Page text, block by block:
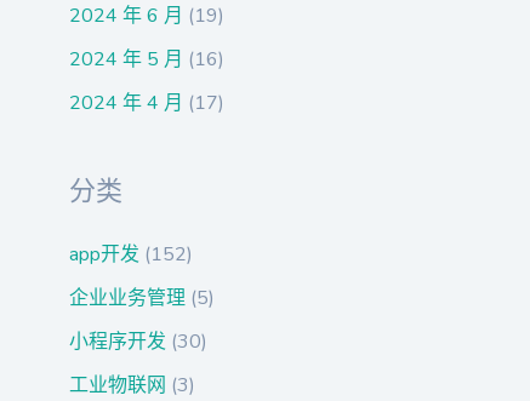
2024 年 6 月 (19)
2024 年 5 月 (16)
2024 年 4 月 (17)
分类
app开发 (152)
企业业务管理 (5)
小程序开发 (30)
工业物联网 (3)